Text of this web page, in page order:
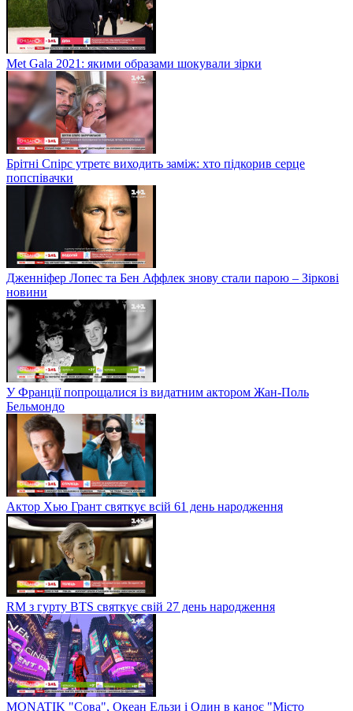
Met Gala 2021: якими образами шокували зірки
Брітні Спірс утретє виходить заміж: хто підкорив серце
попспівачки
Дженніфер Лопес та Бен Аффлек знову стали парою – Зіркові
новини
У Франції попрощалися із видатним актором Жан-Поль
Бельмондо
Актор Хью Грант святкує всій 61 день народження
RM з гурту BTS святкує свій 27 день народження
MONATIK "Сова", Океан Ельзи і Один в каноє "Місто